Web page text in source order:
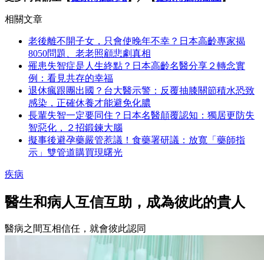
相關文章
老後離不開子女，只會使晚年不幸？日本高齡專家揭
8050問題、老老照顧悲劇真相
罹患失智症是人生終點？日本高齡名醫分享２轉念實
例：看見共存的幸福
退休瘋跟團出國？台大醫示警：反覆抽膝關節積水恐致
感染，正確休養才能避免化膿
長輩失智一定要同住？日本名醫顛覆認知：獨居更防失
智惡化，２招鍛鍊大腦
擬事後避孕藥嚴管惹議！食藥署研議：放寬「藥師指
示」雙管道購買現曙光
疾病
醫生和病人互信互助，成為彼此的貴人
醫病之間互相信任，就會彼此認同